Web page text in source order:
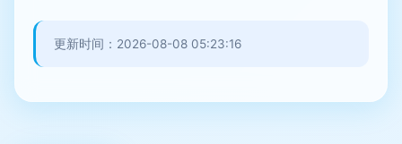
更新时间：2026-08-08 05:23:16